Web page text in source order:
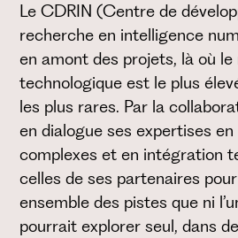
Le CDRIN (Centre de
recherche en intelligence
en amont des projets, là où le
technologique est le plus
les plus rares. Par la
en dialogue ses expertises
complexes et en intégration
celles de ses partenaires
ensemble des pistes que ni
pourrait explorer seul, dans